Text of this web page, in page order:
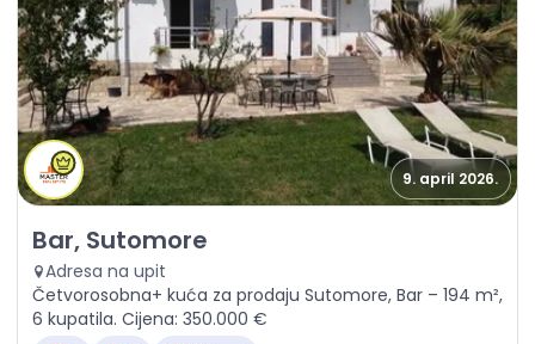
9. april 2026.
Prodaja - Kuća Bar, Sutomore
Bar, Sutomore
Adresa na upit
Četvorosobna+ kuća za prodaju Sutomore, Bar – 194 m²,
6 kupatila. Cijena: 350.000 €